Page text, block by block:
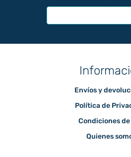
Envíos y
Política de
Condiciones de
Quienes